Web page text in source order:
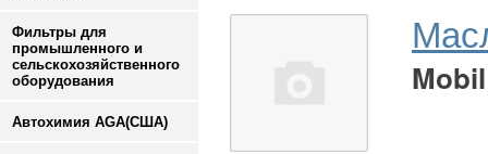
Фильтры для
промышленного и
сельскохозяйственного
оборудования
Автохимия AGA(США)
Mobil